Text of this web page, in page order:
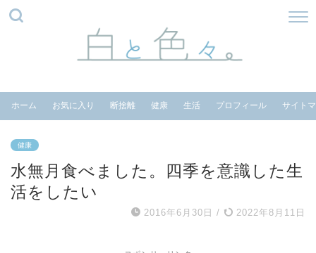
ホーム お気に入り 断捨離 健康 生活 プロフィール サイト
健康
水無月食べました。四季を意識した生
活をしたい
2016年6月30日 / 2022年8月11日